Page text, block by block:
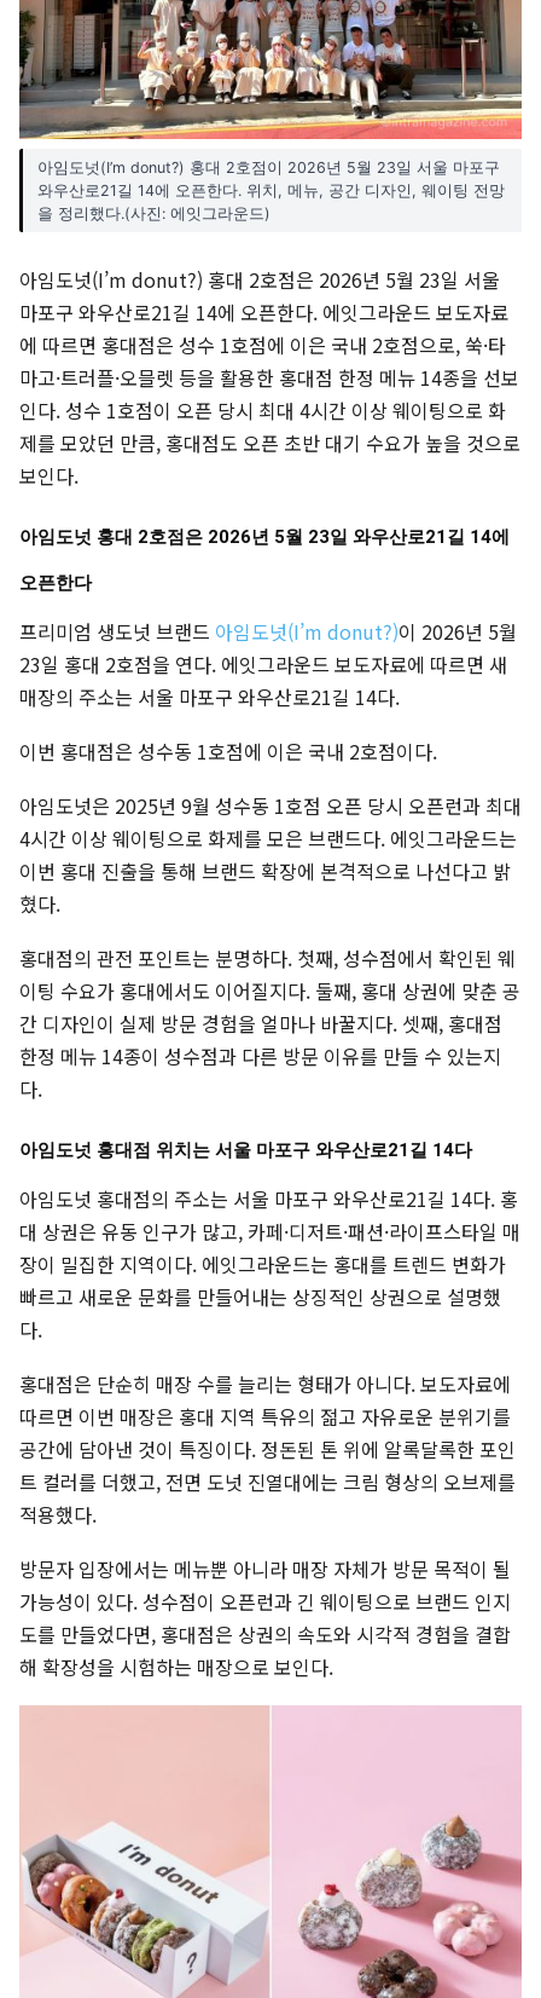
아임도넛(I’m donut?) 홍대 2호점이 2026년 5월 23일 서울 마포구
와우산로21길 14에 오픈한다. 위치, 메뉴, 공간 디자인, 웨이팅 전망
을 정리했다.(사진: 에잇그라운드)
아임도넛(I’m donut?) 홍대 2호점은 2026년 5월 23일 서울
마포구 와우산로21길 14에 오픈한다. 에잇그라운드 보도자료
에 따르면 홍대점은 성수 1호점에 이은 국내 2호점으로, 쑥·타
마고·트러플·오믈렛 등을 활용한 홍대점 한정 메뉴 14종을 선보
인다. 성수 1호점이 오픈 당시 최대 4시간 이상 웨이팅으로 화
제를 모았던 만큼, 홍대점도 오픈 초반 대기 수요가 높을 것으로
보인다.
아임도넛 홍대 2호점은 2026년 5월 23일 와우산로21길 14에
오픈한다
프리미엄 생도넛 브랜드 아임도넛(I’m donut?)이 2026년 5월
23일 홍대 2호점을 연다. 에잇그라운드 보도자료에 따르면 새
매장의 주소는 서울 마포구 와우산로21길 14다.
이번 홍대점은 성수동 1호점에 이은 국내 2호점이다.
아임도넛은 2025년 9월 성수동 1호점 오픈 당시 오픈런과 최대
4시간 이상 웨이팅으로 화제를 모은 브랜드다. 에잇그라운드는
이번 홍대 진출을 통해 브랜드 확장에 본격적으로 나선다고 밝
혔다.
홍대점의 관전 포인트는 분명하다. 첫째, 성수점에서 확인된 웨
이팅 수요가 홍대에서도 이어질지다. 둘째, 홍대 상권에 맞춘 공
간 디자인이 실제 방문 경험을 얼마나 바꿀지다. 셋째, 홍대점
한정 메뉴 14종이 성수점과 다른 방문 이유를 만들 수 있는지
다.
아임도넛 홍대점 위치는 서울 마포구 와우산로21길 14다
아임도넛 홍대점의 주소는 서울 마포구 와우산로21길 14다. 홍
대 상권은 유동 인구가 많고, 카페·디저트·패션·라이프스타일 매
장이 밀집한 지역이다. 에잇그라운드는 홍대를 트렌드 변화가
빠르고 새로운 문화를 만들어내는 상징적인 상권으로 설명했
다.
홍대점은 단순히 매장 수를 늘리는 형태가 아니다. 보도자료에
따르면 이번 매장은 홍대 지역 특유의 젊고 자유로운 분위기를
공간에 담아낸 것이 특징이다. 정돈된 톤 위에 알록달록한 포인
트 컬러를 더했고, 전면 도넛 진열대에는 크림 형상의 오브제를
적용했다.
방문자 입장에서는 메뉴뿐 아니라 매장 자체가 방문 목적이 될
가능성이 있다. 성수점이 오픈런과 긴 웨이팅으로 브랜드 인지
도를 만들었다면, 홍대점은 상권의 속도와 시각적 경험을 결합
해 확장성을 시험하는 매장으로 보인다.